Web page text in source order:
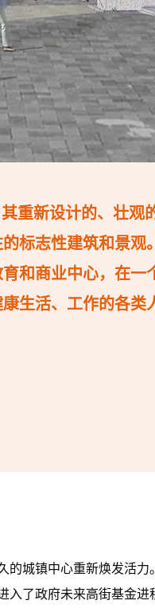
重新设计的、壮观
标志性建筑和景观。
和商业中心，在一
生活、工作的各类
的城镇中心重新焕发活力
入了政府未来高街基金进